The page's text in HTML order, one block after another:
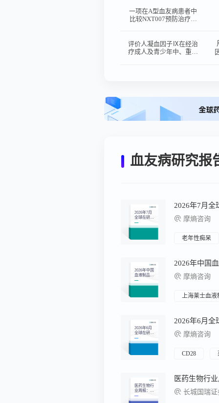
单臂、开放、多中心临床
试验
一项在A型血友病患者中
比较NXT007预防治疗与
力学和药效学的III期多中
心、随机、开放性研究
评价人凝血因子Ⅸ在经治
疗成人及青少年中、重型
血友病研究报
2026年7月
全球在研新
药月报
2026年7月全
摩熵咨询
老年性痴呆
2026年中国
血液制品行
业研究报告
2026年中国
摩熵咨询
上海莱士血液
2026年6月
全球在研新
药月报
2026年6月全
摩熵咨询
CD28
医药生物行
业周报：医
药生物行业
双周报2026
长城国瑞